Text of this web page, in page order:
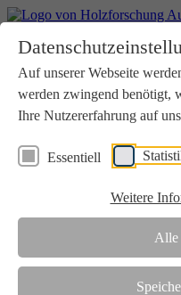
Auf unserer Webseite
werden zwingend benötigt,
Ihre Nutzererfahrung auf
Essentiell
Weitere
Alle
Aktuelles
Downloads
Kontakt
Login
Verein
Wir unterstützen die
Zusammenarbeit mit
Die Holzforschung Austria